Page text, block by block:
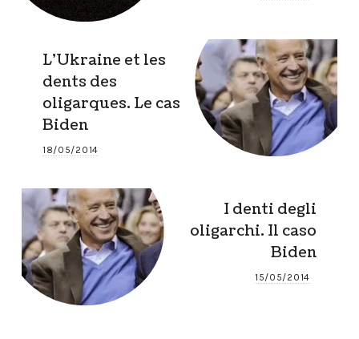
L’Ukraine et les
dents des
oligarques. Le cas
Biden
18/05/2014
I denti degli
oligarchi. Il caso
Biden
15/05/2014